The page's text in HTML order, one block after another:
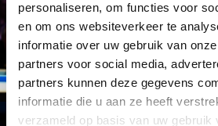
personaliseren, om functies voor
en om ons websiteverkeer te
informatie over uw gebruik van
partners voor social media,
partners kunnen deze gegevens
informatie die u aan ze heeft
verzameld op basis van uw gebruik
Nederlanders
kwalificatieronde
3 jaar 1 maand